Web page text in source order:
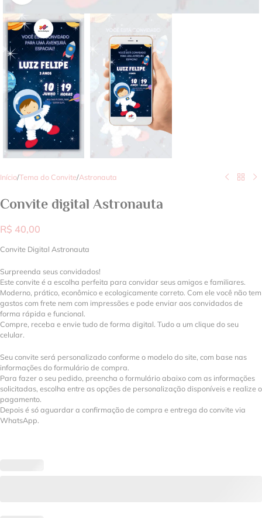
Início/Tema do Convite/Astronauta
Convite digital Astronauta
R$ 40,00
Convite Digital Astronauta
Surpreenda seus convidados!
Este convite é a escolha perfeita para convidar seus amigos e familiares.
Moderno, prático, econômico e ecologicamente correto. Com ele você não tem
gastos com frete nem com impressões e pode enviar aos convidados de
forma rápida e funcional.
Compre, receba e envie tudo de forma digital. Tudo a um clique do seu
celular.
Seu convite será personalizado conforme o modelo do site, com base nas
informações do formulário de compra.
Para fazer o seu pedido, preencha o formulário abaixo com as informações
solicitadas, escolha entre as opções de personalização disponíveis e realize o
pagamento.
Depois é só aguardar a confirmação de compra e entrega do convite via
WhatsApp.